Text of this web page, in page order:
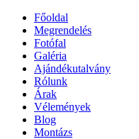
Főoldal
Megrendelés
Fotófal
Galéria
Ajándékutalvány
Rólunk
Árak
Vélemények
Blog
Montázs